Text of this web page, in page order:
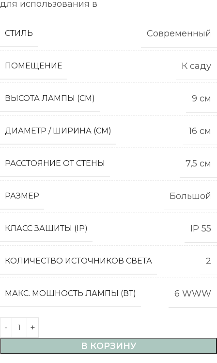
для использования в
СТИЛЬ Современный
ПОМЕЩЕНИЕ К саду
ВЫСОТА ЛАМПЫ (СМ) 9 см
ДИАМЕТР / ШИРИНА (СМ) 16 см
РАССТОЯНИЕ ОТ СТЕНЫ 7,5 см
РАЗМЕР Большой
КЛАСС ЗАЩИТЫ (IP) IP 55
КОЛИЧЕСТВО ИСТОЧНИКОВ СВЕТА 2
МАКС. МОЩНОСТЬ ЛАМПЫ (ВТ) 6 WWW
В КОРЗИНУ